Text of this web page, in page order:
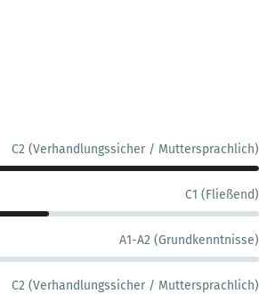
C2 (Verhandlungssicher / Muttersprachlich)
C1 (Fließend)
A1-A2 (Grundkenntnisse)
C2 (Verhandlungssicher / Muttersprachlich)